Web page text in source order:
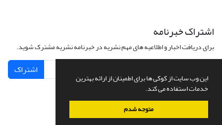
این وب سایت از کوکی ها برای اطمینان از ارائه بهترین
خدمات استفاده می کند.
متوجه شدم
اشتراک خبرنامه
برای دریافت اخبار و اطلاعیه های مهم نشریه در خبرنامه نشریه مشترک شوید.
اشتراک
سامانه مدیریت نشریات علمی.طراحی و پیاده سازی ازسیناوب